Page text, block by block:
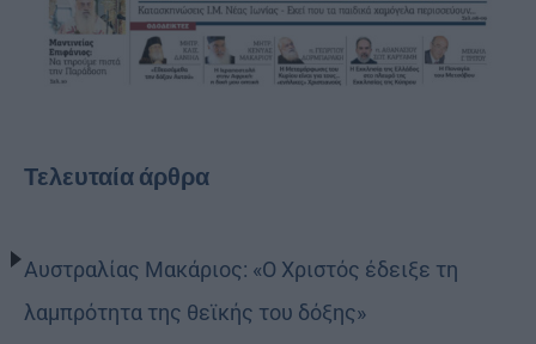
Τελευταία άρθρα
Αυστραλίας Μακάριος: «Ο Χριστός έδειξε τη
λαμπρότητα της θεϊκής του δόξης»